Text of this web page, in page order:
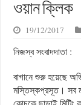
ওয়ান ক্লিক
19/12/2017
নিজস্ব সংবাদদাতা :
বাগানে শুরু হয়েছে
মস্তিস্কপ্রসূত। সব